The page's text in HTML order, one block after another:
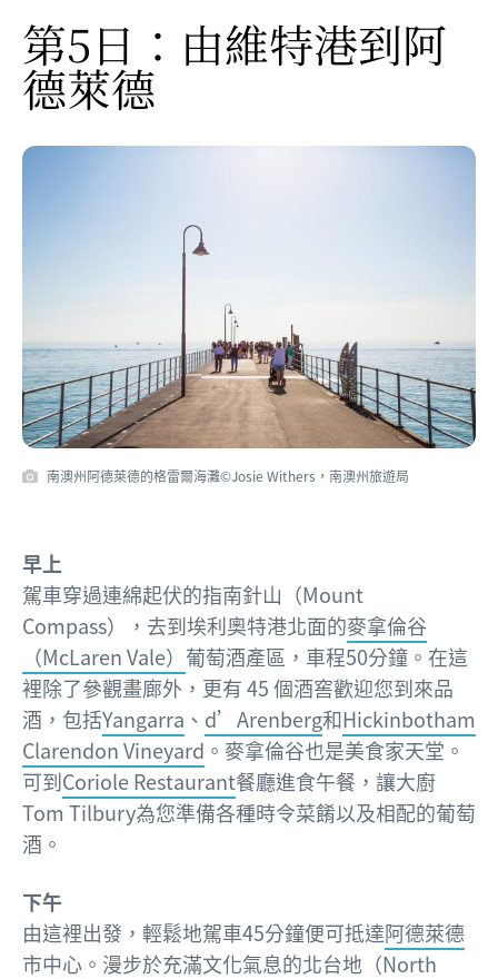
第5日：由維特港到阿
德萊德
南澳州阿德萊德的格雷爾海灘©Josie Withers，南澳州旅遊局
早上
駕車穿過連綿起伏的指南針山（Mount
Compass），去到埃利奧特港北面的麥拿倫谷
（McLaren Vale） 葡萄酒產區，車程50分鐘。在這
裡除了參觀畫廊外，更有 45 個酒窖歡迎您到來品
酒，包括Yangarra 、 d’Arenberg和Hickinbotham
Clarendon Vineyard 。麥拿倫谷也是美食家天堂。
可到Coriole Restaurant餐廳進食午餐，讓大廚
Tom Tilbury為您準備各種時令菜餚以及相配的葡萄
酒。
下午
由這裡出發，輕鬆地駕車45分鐘便可抵達阿德萊德
市中心。漫步於充滿文化氣息的北台地（North